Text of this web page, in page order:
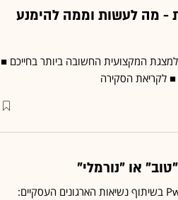
- מה לעשות וממה להימנע
המקצועית החשובה ביותר בחייכם ■
■ לקריאת הסקירה
סקר שערך מכון סמית עבור "גלובס" מחקרים ו-PwC Israel בשיתוף נשיאות הארגונים העסקיים: